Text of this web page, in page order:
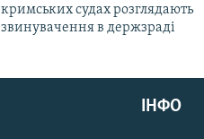
кримських судах розглядають
звинувачення в держзраді
ІНФО